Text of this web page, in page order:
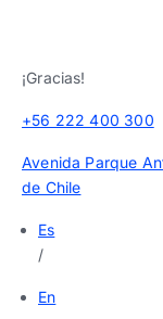
¡Gracias!
+56 222 400 300
Avenida Parque
de Chile
Es
/
En